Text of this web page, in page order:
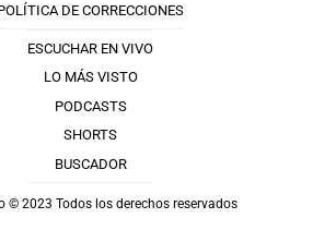
DE CORRECCIONES
ESCUCHAR EN VIVO
LO MÁS VISTO
PODCASTS
SHORTS
BUSCADOR
© 2023 Todos los derechos reservados